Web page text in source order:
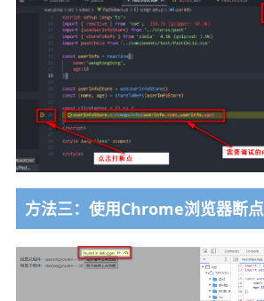
方法三：使用Chrome浏览器断点